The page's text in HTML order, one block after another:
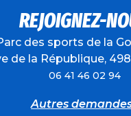
REJOIGNEZ-
des sports de la
de la République,
06 41 46 02 94
Autres